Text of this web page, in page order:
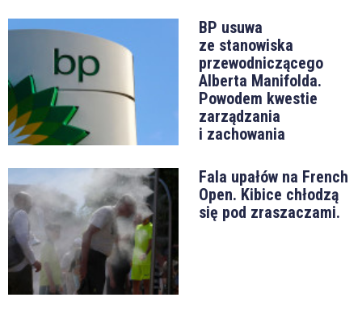
BP usuwa
ze stanowiska
przewodniczącego
Alberta Manifolda.
Powodem kwestie
zarządzania
i zachowania
Fala upałów na French
Open. Kibice chłodzą
się pod zraszaczami.